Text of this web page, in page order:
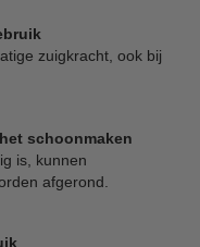
zuigkracht, ook bij
schoonmaken
is, kunnen
afgerond.